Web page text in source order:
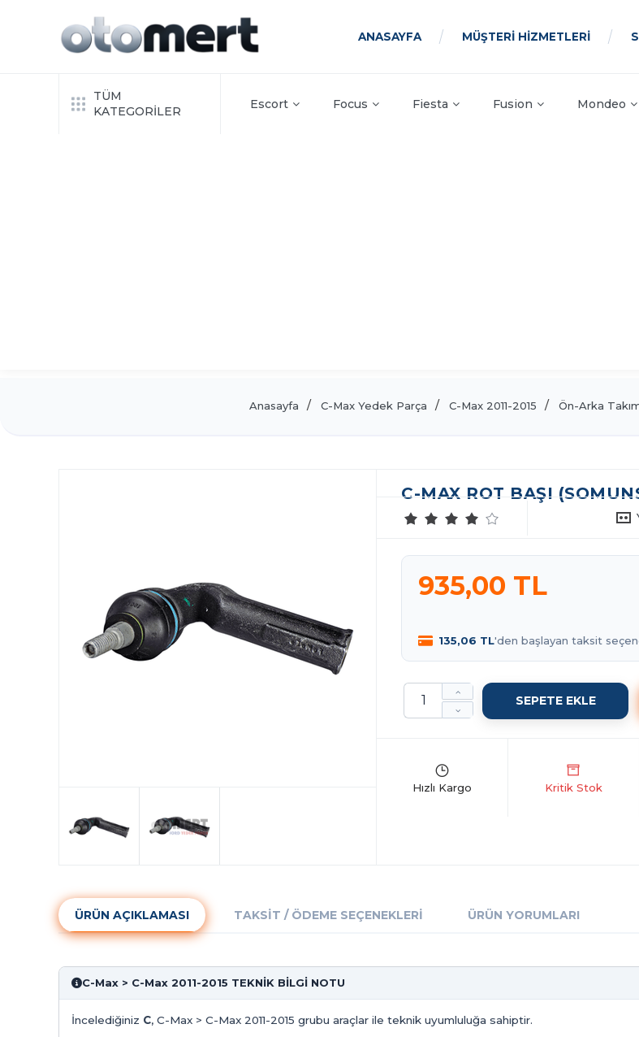
ANASAYFA MÜŞTERİ HİZMETLERİ
TÜM
KATEGORİLER
Escort Focus Fiesta Fusion Mondeo
Anasayfa C-Max Yedek Parça C-Max 2011-2015 Ön-Arka
C-MAX ROT BAŞI
935,00 TL
135,06 TL'den başlayan taksit
ÜRÜN AÇIKLAMASI TAKSIT / ÖDEME SEÇENEKLERI ÜRÜN YORUMLARI
C-Max > C-Max 2011-2015 TEKNİK BİLGİ NOTU
İncelediğiniz C, C-Max > C-Max 2011-2015 grubu araçlar ile teknik uyumluluğa sahiptir.